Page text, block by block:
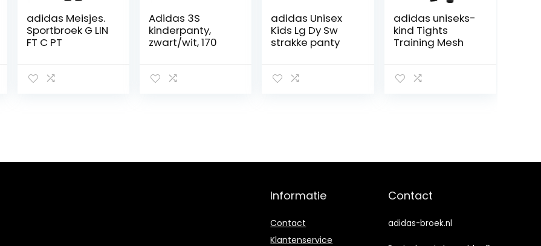
adidas Meisjes.
Sportbroek G LIN
FT C PT
Adidas 3S
kinderpanty,
zwart/wit, 170
adidas Unisex
Kids Lg Dy Sw
strakke panty
adidas uniseks-
kind Tights
Training Mesh
Informatie
Contact
Klantenservice
Contact
adidas-broek.nl